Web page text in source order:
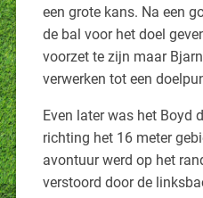
een grote kans. Na een
de bal voor het doel
voorzet te zijn maar
verwerken tot een
Even later was het Boyd
richting het 16 meter
avontuur werd op het
verstoord door de